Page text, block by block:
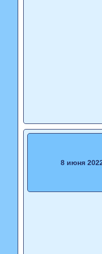
8 июня